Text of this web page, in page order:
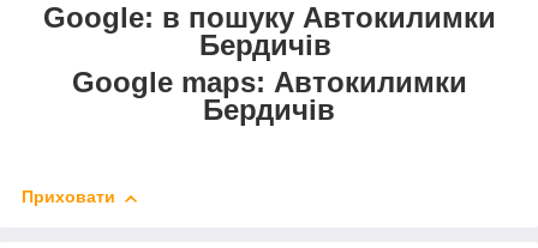
Google: в пошуку Автокилимки
Бердичів
Google maps: Автокилимки
Бердичів
Приховати